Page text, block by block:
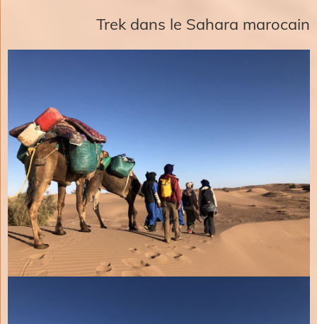
Trek dans le Sahara marocain